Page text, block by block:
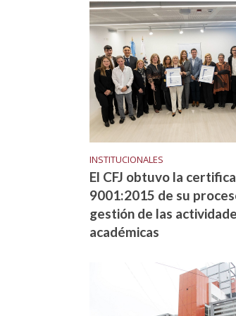
INSTITUCIONALES
El CFJ obtuvo la
9001:2015 de su
gestión de las
académicas